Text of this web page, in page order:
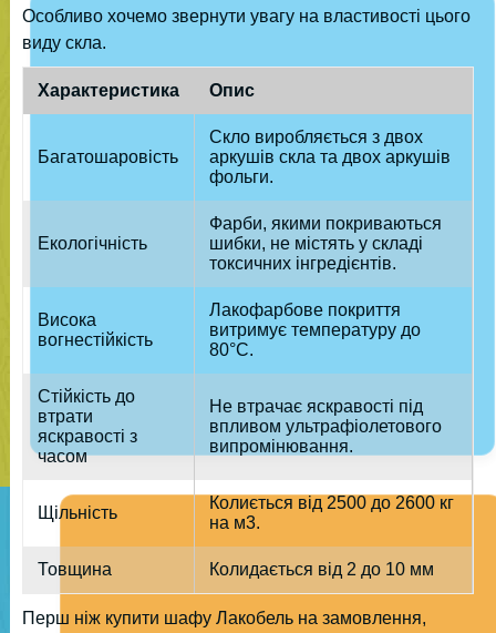
Особливо хочемо звернути увагу на властивості цього
виду скла.
Характеристика Опис
Багатошаровість
Скло виробляється з двох
аркушів скла та двох аркушів
фольги.
Екологічність
Фарби, якими покриваються
шибки, не містять у складі
токсичних інгредієнтів.
Висока
вогнестійкість
Лакофарбове покриття
витримує температуру до
80°C.
Стійкість до
втрати
яскравості з
часом
Не втрачає яскравості під
впливом ультрафіолетового
випромінювання.
Щільність
Колиється від 2500 до 2600 кг
на м3.
Товщина Колидається від 2 до 10 мм
Перш ніж купити шафу Лакобель на замовлення,